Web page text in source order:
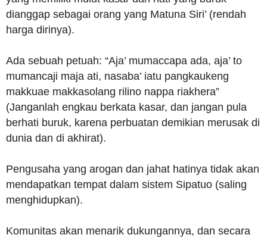
dianggap sebagai orang yang Matuna Siri’ (rendah
harga dirinya).
Ada sebuah petuah: “Aja’ mumaccapa ada, aja’ to
mumancaji maja ati, nasaba’ iatu pangkaukeng
makkuae makkasolang rilino nappa riakhera”
(Janganlah engkau berkata kasar, dan jangan pula
berhati buruk, karena perbuatan demikian merusak di
dunia dan di akhirat).
Pengusaha yang arogan dan jahat hatinya tidak akan
mendapatkan tempat dalam sistem Sipatuo (saling
menghidupkan).
Komunitas akan menarik dukungannya, dan secara